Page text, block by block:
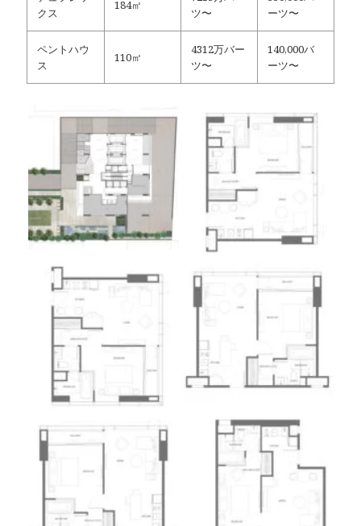
クス
184㎡
ツ〜
ーツ〜
ペントハウ
ス
110㎡
4312万バー
ツ〜
140,000バ
ーツ〜